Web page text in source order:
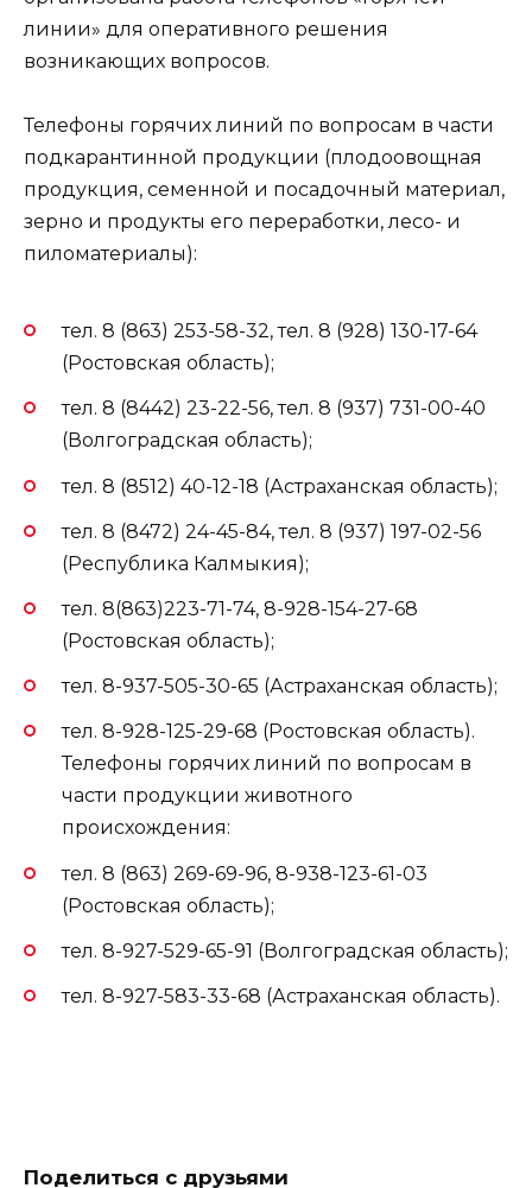
линии» для оперативного решения
возникающих вопросов.
Телефоны горячих линий по вопросам в части
подкарантинной продукции (плодоовощная
продукция, семенной и посадочный материал,
зерно и продукты его переработки, лесо- и
пиломатериалы):
тел. 8 (863) 253-58-32, тел. 8 (928) 130-17-64
(Ростовская область);
тел. 8 (8442) 23-22-56, тел. 8 (937) 731-00-40
(Волгоградская область);
тел. 8 (8512) 40-12-18 (Астраханская область);
тел. 8 (8472) 24-45-84, тел. 8 (937) 197-02-56
(Республика Калмыкия);
тел. 8(863)223-71-74, 8-928-154-27-68
(Ростовская область);
тел. 8-937-505-30-65 (Астраханская область);
тел. 8-928-125-29-68 (Ростовская область).
Телефоны горячих линий по вопросам в
части продукции животного
происхождения:
тел. 8 (863) 269-69-96, 8-938-123-61-03
(Ростовская область);
тел. 8-927-529-65-91 (Волгоградская область);
тел. 8-927-583-33-68 (Астраханская область).
Поделиться с друзьями